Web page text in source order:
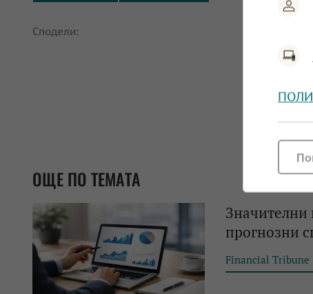
Сподели:
ОЩЕ ПО ТЕМАТА
Значителни
прогнозни
Financial Tribune